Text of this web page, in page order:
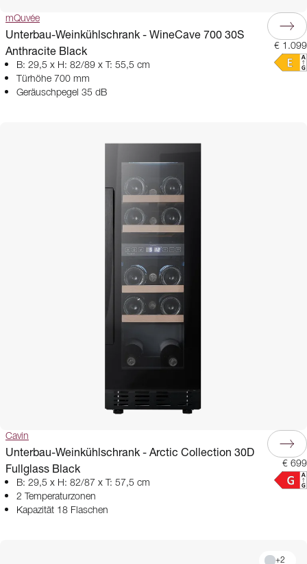
mQuvée
Unterbau-Weinkühlschrank - WineCave 700 30S
Anthracite Black
B: 29,5 x H: 82/89 x T: 55,5 cm
Türhöhe 700 mm
Geräuschpegel 35 dB
€ 1.099
Cavin
Unterbau-Weinkühlschrank - Arctic Collection 30D
Fullglass Black
B: 29,5 x H: 82/87 x T: 57,5 cm
2 Temperaturzonen
Kapazität 18 Flaschen
€ 699
+2